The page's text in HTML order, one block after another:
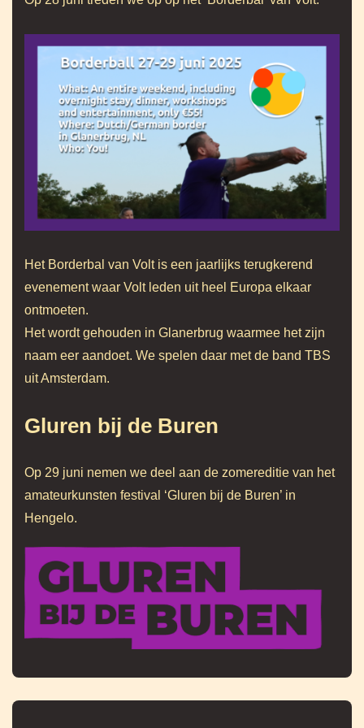
Het Borderbal van Volt is een jaarlijks terugkerend
evenement waar Volt leden uit heel Europa elkaar
ontmoeten.
Het wordt gehouden in Glanerbrug waarmee het zijn
naam eer aandoet. We spelen daar met de band TBS
uit Amsterdam.
Gluren bij de Buren
Op 29 juni nemen we deel aan de zomereditie van het
amateurkunsten festival ‘Gluren bij de Buren’ in
Hengelo.